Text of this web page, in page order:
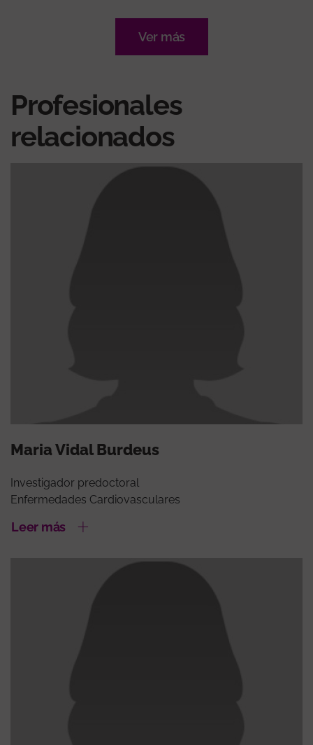
Ver más
Profesionales
relacionados
Maria Vidal Burdeus
Investigador predoctoral
Enfermedades Cardiovasculares
Leer más